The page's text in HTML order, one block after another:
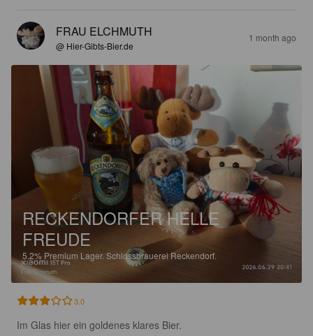
FRAU ELCHMUTH
@ Hier-Gibts-Bier.de
1 month ago
RECKENDORFER HELLE
FREUDE
5.2% Premium Lager. Schlossbrauerei Reckendorf.
3.0
Im Glas hier ein goldenes klares Bier.